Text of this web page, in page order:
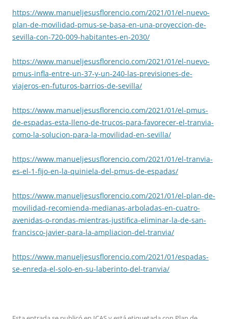
https://www.manueljesusflorencio.com/2021/01/el-nuevo-
plan-de-movilidad-pmus-se-basa-en-una-proyeccion-de-
sevilla-con-720-009-habitantes-en-2030/
https://www.manueljesusflorencio.com/2021/01/el-nuevo-
pmus-infla-entre-un-37-y-un-240-las-previsiones-de-
viajeros-en-futuros-barrios-de-sevilla/
https://www.manueljesusflorencio.com/2021/01/el-pmus-
de-espadas-esta-lleno-de-trucos-para-favorecer-el-tranvia-
como-la-solucion-para-la-movilidad-en-sevilla/
https://www.manueljesusflorencio.com/2021/01/el-tranvia-
es-el-1-fijo-en-la-quiniela-del-pmus-de-espadas/
https://www.manueljesusflorencio.com/2021/01/el-plan-de-
movilidad-recomienda-medianas-arboladas-en-cuatro-
avenidas-o-rondas-mientras-justifica-eliminar-la-de-san-
francisco-javier-para-la-ampliacion-del-tranvia/
https://www.manueljesusflorencio.com/2021/01/espadas-
se-enreda-el-solo-en-su-laberinto-del-tranvia/